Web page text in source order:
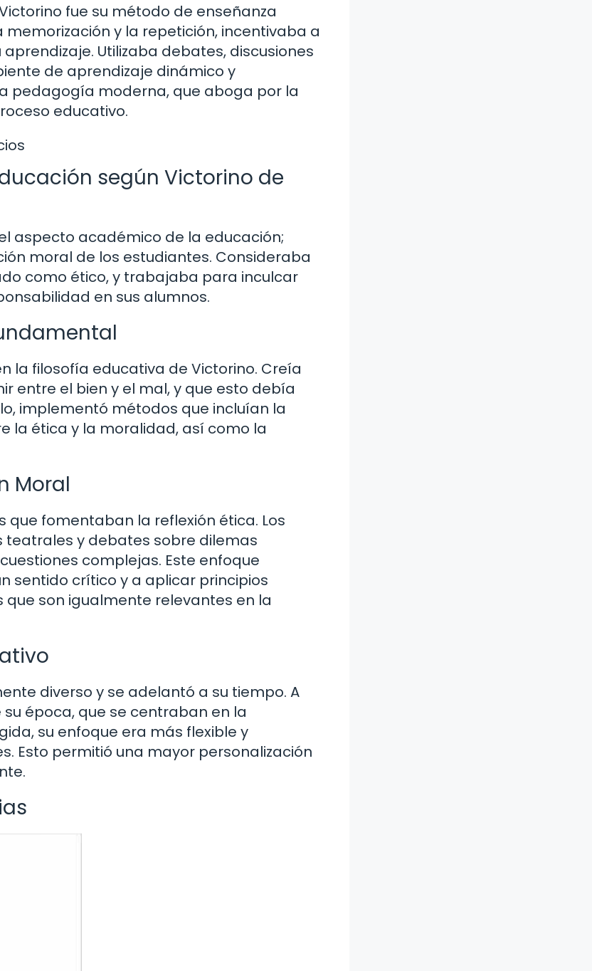
fue su método de enseñanza
y la repetición, incentivaba a
Utilizaba debates, discusiones
de aprendizaje dinámico y
pedagogía moderna, que aboga por la
educativo.
según Victorino de
aspecto académico de la educación;
moral de los estudiantes. Consideraba
como ético, y trabajaba para inculcar
en sus alumnos.
la filosofía educativa de Victorino. Creía
entre el bien y el mal, y que esto debía
implementó métodos que incluían la
la ética y la moralidad, así como la
Moral
que fomentaban la reflexión ética. Los
y debates sobre dilemas
complejas. Este enfoque
sentido crítico y a aplicar principios
son igualmente relevantes en la
diverso y se adelantó a su tiempo. A
época, que se centraban en la
su enfoque era más flexible y
Esto permitió una mayor personalización